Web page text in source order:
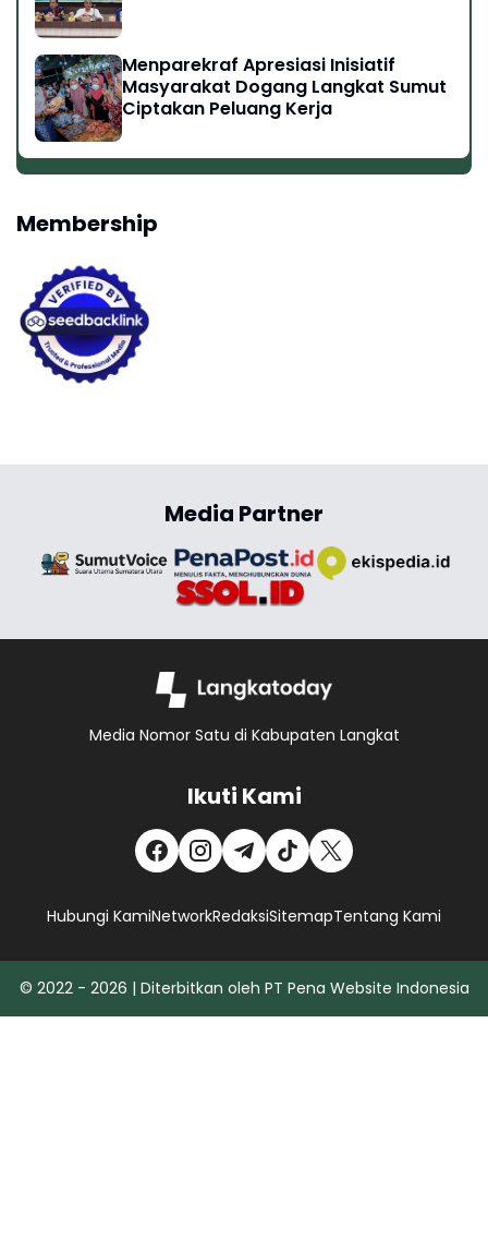
Menparekraf Apresiasi Inisiatif
Masyarakat Dogang Langkat Sumut
Ciptakan Peluang Kerja
Membership
Media Partner
Media Nomor Satu di Kabupaten Langkat
Ikuti Kami
Hubungi KamiNetworkRedaksiSitemapTentang Kami
© 2022 - 2026 | Diterbitkan oleh PT Pena Website Indonesia